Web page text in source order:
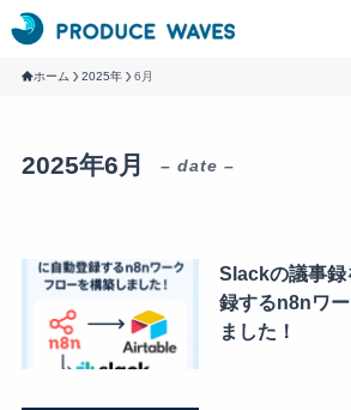
ホーム 2025年 6月
2025年6月 – date –
Slackの議事
録するn8nワ
ました！